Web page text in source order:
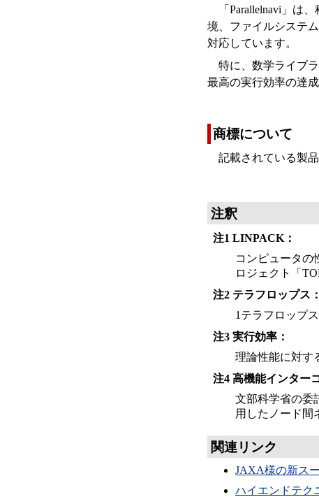
「Parallelnavi」は
境、ファイルシステ
対応しています。
特に、数学ライブ
最高の実行効率の達
商標について
記載されている製
注釈
注1 LINPACK：
コンピュータの
ロジェクト「
注2 テラフロップス：
1テラフロップ
注3 実行効率：
理論性能に対す
注4 高機能インター
文部科学省の委
用したノード間
関連リンク
JAXA様の新ス
ハイエンドテク